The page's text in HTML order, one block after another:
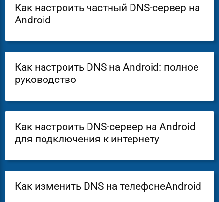
Как настроить частный DNS-сервер на
Android
Как настроить DNS на Android: полное
руководство
Как настроить DNS-сервер на Android
для подключения к интернету
Как изменить DNS на телефонеAndroid